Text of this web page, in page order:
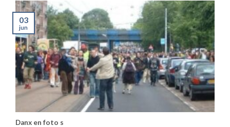
Danx en foto s
03
jun